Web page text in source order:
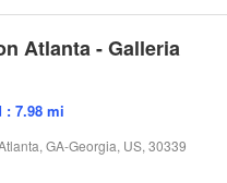
Atlanta - Galleria
: 7.98 mi
GA-Georgia, US, 30339